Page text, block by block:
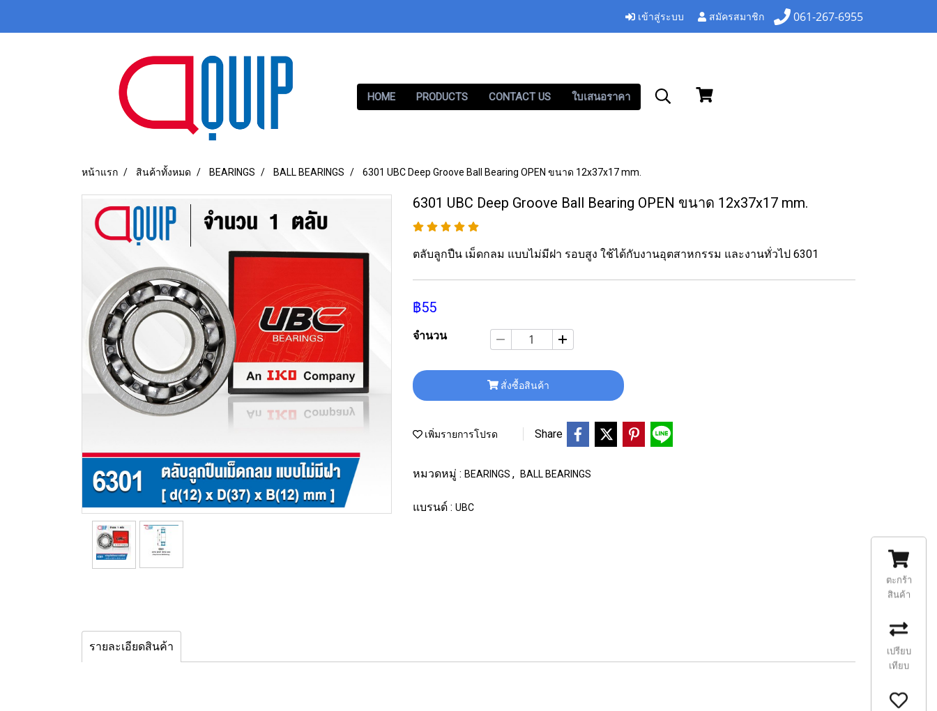
เข้าสู่ระบบ สมัครสมาชิก 061-267-6955
HOME PRODUCTS CONTACT US ใบเสนอราคา
หน้าแรก สินค้าทั้งหมด BEARINGS BALL BEARINGS 6301 UBC Deep Groove Ball Bearing OPEN ขนาด 12x37x17 mm.
6301 UBC Deep Groove Ball Bearing OPEN ขนาด 12x37x17 mm.
ตลับลูกปืน เม็ดกลม แบบไม่มีฝา รอบสูง ใช้ได้กับงานอุตสาหกรรม และงานทั่วไป 6301
฿55
จำนวน
สั่งซื้อสินค้า
เพิ่มรายการโปรด Share
หมวดหมู่ : BEARINGS , BALL BEARINGS
แบรนด์ : UBC
รายละเอียดสินค้า
ตะกร้า
สินค้า
เปรียบ
เทียบ